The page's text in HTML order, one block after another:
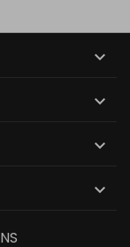



